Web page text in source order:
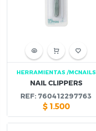
HERRAMIENTAS /MCNAILS
NAIL CLIPPERS
REF: 760412297763
$ 1.500